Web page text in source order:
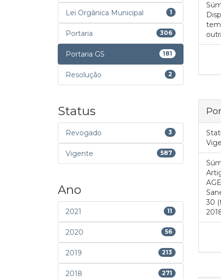
Lei Orgânica Municipal 1
Portaria 306
Portaria GS 181
Resolução 2
Status
Revogado 3
Vigente 587
Ano
2021 11
2020 56
2019 213
2018 271
30